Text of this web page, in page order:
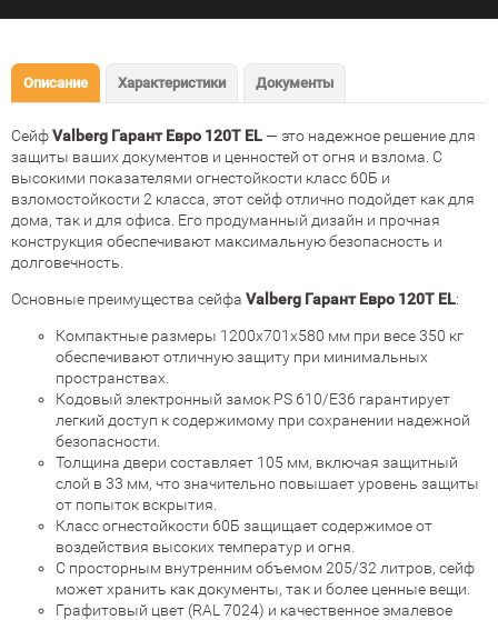
Описание Характеристики Документы
СейфValberg Гарант Евро 120Т EL— это надежное решение для
защиты ваших документов и ценностей от огня и взлома. С
высокими показателями огнестойкости класс 60Б и
взломостойкости 2 класса, этот сейф отлично подойдет как для
дома, так и для офиса. Его продуманный дизайн и прочная
конструкция обеспечивают максимальную безопасность и
долговечность.
Основные преимущества сейфа Valberg Гарант Евро 120Т EL:
Компактные размеры 1200x701x580 мм при весе 350 кг
обеспечивают отличную защиту при минимальных
пространствах.
Кодовый электронный замок PS 610/E36 гарантирует
легкий доступ к содержимому при сохранении надежной
безопасности.
Толщина двери составляет 105 мм, включая защитный
слой в 33 мм, что значительно повышает уровень защиты
от попыток вскрытия.
Класс огнестойкости 60Б защищает содержимое от
воздействия высоких температур и огня.
С просторным внутренним объемом 205/32 литров, сейф
может хранить как документы, так и более ценные вещи.
Графитовый цвет (RAL 7024) и качественное эмалевое